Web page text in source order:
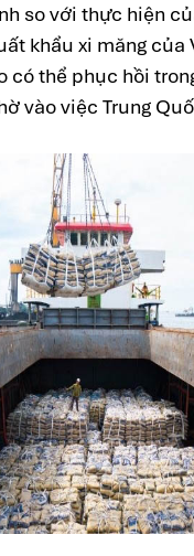
so với thực hiện
khẩu xi măng của
có thể phục hồi
vào việc Trung